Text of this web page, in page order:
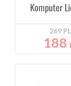
269
188